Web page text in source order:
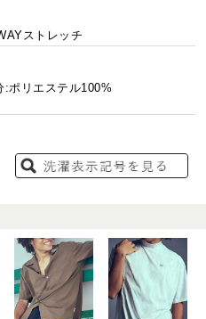
ストレッチ
:ポリエステル100%